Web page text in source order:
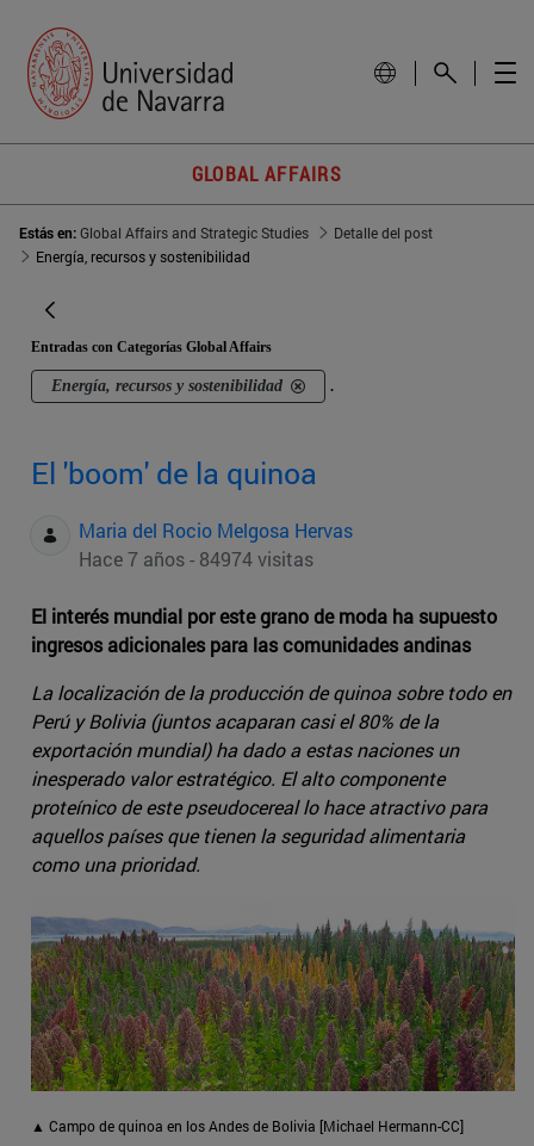
GLOBAL AFFAIRS
Estás en:Global Affairs and Strategic Studies
Detalle del post
Energía, recursos y sostenibilidad
Entradas con Categorías Global Affairs
Energía, recursos y sostenibilidad .
El 'boom' de la quinoa
Maria del Rocio Melgosa Hervas
Hace 7 años - 84974 visitas
El interés mundial por este grano de moda ha supuesto
ingresos adicionales para las comunidades andinas
La localización de la producción de quinoa sobre todo en
Perú y Bolivia (juntos acaparan casi el 80% de la
exportación mundial) ha dado a estas naciones un
inesperado valor estratégico. El alto componente
proteínico de este pseudocereal lo hace atractivo para
aquellos países que tienen la seguridad alimentaria
como una prioridad.
▲ Campo de quinoa en los Andes de Bolivia [Michael Hermann-CC]